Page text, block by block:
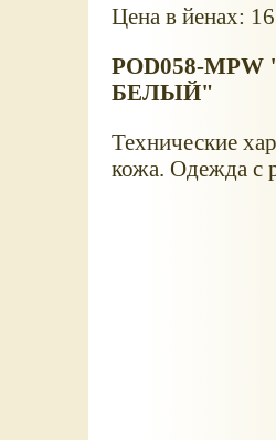
Цена в йенах:
POD058-MPW
БЕЛЫЙ"
Технические
кожа. Одежда с